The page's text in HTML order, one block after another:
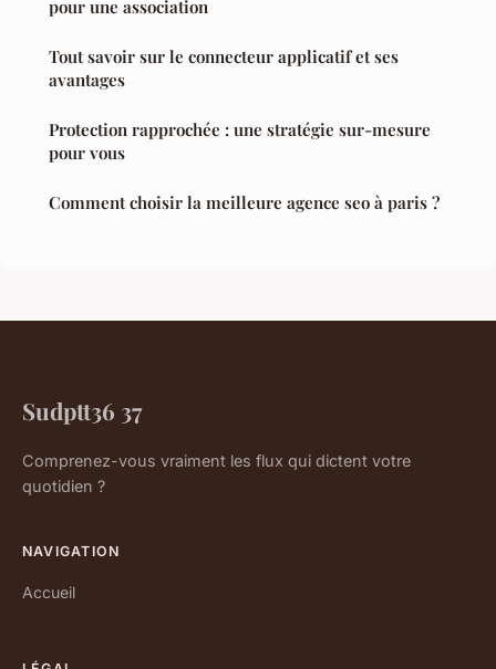
pour une association
Tout savoir sur le connecteur applicatif et ses
avantages
Protection rapprochée : une stratégie sur-mesure
pour vous
Comment choisir la meilleure agence seo à paris ?
Sudptt36 37
Comprenez-vous vraiment les flux qui dictent votre
quotidien ?
NAVIGATION
Accueil